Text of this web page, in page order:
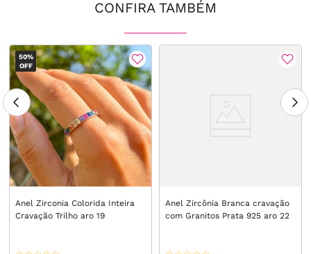
CONFIRA TAMBÉM
50%
OFF
Anel Zirconia Colorida Inteira
Cravação Trilho aro 19
Anel Zircônia Branca cravação
com Granitos Prata 925 aro 22